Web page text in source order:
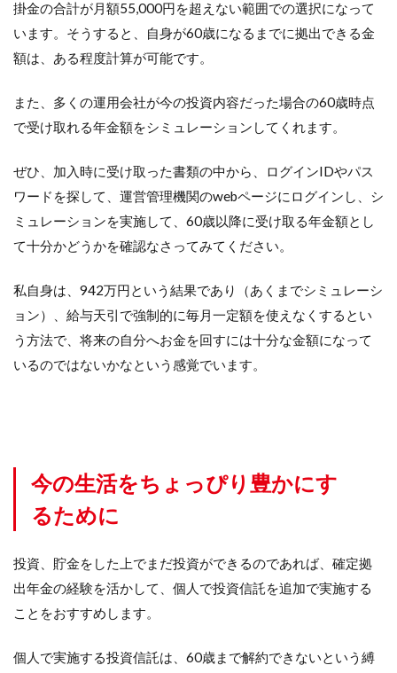
掛金の合計が月額55,000円を超えない範囲での選択になって
います。そうすると、自身が60歳になるまでに拠出できる金
額は、ある程度計算が可能です。
また、多くの運用会社が今の投資内容だった場合の60歳時点
で受け取れる年金額をシミュレーションしてくれます。
ぜひ、加入時に受け取った書類の中から、ログインIDやパス
ワードを探して、運営管理機関のwebページにログインし、シ
ミュレーションを実施して、60歳以降に受け取る年金額とし
て十分かどうかを確認なさってみてください。
私自身は、942万円という結果であり（あくまでシミュレーシ
ョン）、給与天引で強制的に毎月一定額を使えなくするとい
う方法で、将来の自分へお金を回すには十分な金額になって
いるのではないかなという感覚でいます。
今の生活をちょっぴり豊かにす
るために
投資、貯金をした上でまだ投資ができるのであれば、確定拠
出年金の経験を活かして、個人で投資信託を追加で実施する
ことをおすすめします。
個人で実施する投資信託は、60歳まで解約できないという縛